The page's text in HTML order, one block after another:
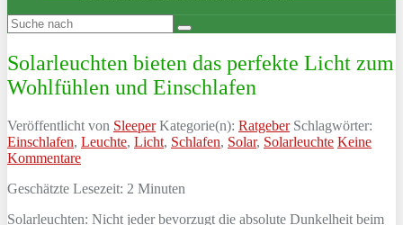
Solarleuchten bieten das perfekte Licht zum
Wohlfühlen und Einschlafen
Veröffentlicht von Sleeper Kategorie(n): RatgeberSchlagwörter:
Einschlafen, Leuchte, Licht, Schlafen, Solar, Solarleuchte Keine
Kommentare
Geschätzte Lesezeit: 2 Minuten
Solarleuchten: Nicht jeder bevorzugt die absolute Dunkelheit beim